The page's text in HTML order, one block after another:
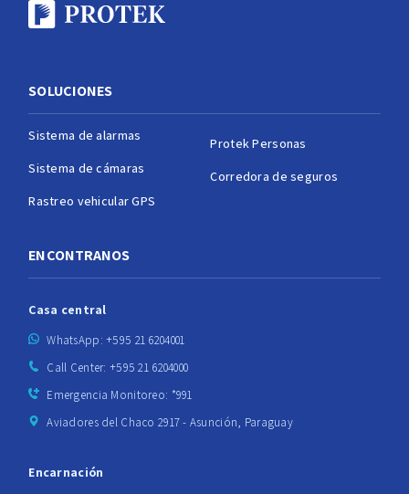
SOLUCIONES
Sistema de alarmas
Sistema de cámaras
Rastreo vehicular GPS
Protek Personas
Corredora de seguros
ENCONTRANOS
Casa central
WhatsApp: +595 21 6204001
Call Center: +595 21 6204000
Emergencia Monitoreo: *991
Aviadores del Chaco 2917 - Asunción, Paraguay
Encarnación